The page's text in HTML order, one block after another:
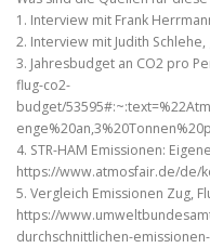
1. Interview mit Frank
2. Interview mit Judith
3. Jahresbudget an CO2 pro
flug-co2-
budget/
4. STR-HAM Emissionen:
https://www.atmosfair.de/de/
5. Vergleich Emissionen Zug,
https://
durchschnittlichen-